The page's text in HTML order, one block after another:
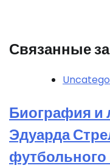
Связанные
Биография и
Эдуарда